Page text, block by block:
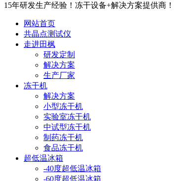
15年研发生产经验！冻干设备+解决方案提供商！
网站首页
共晶点测试仪
走进田枫
研发定制
解决方案
生产厂家
冻干机
解决方案
小型冻干机
实验室冻干机
中试型冻干机
制药冻干机
食品冻干机
超低温冰箱
-40度超低温冰箱
-60度超低温冰箱